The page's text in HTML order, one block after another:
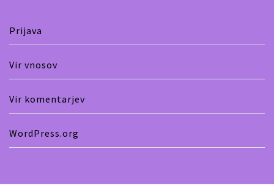
Prijava
Vir vnosov
Vir komentarjev
WordPress.org